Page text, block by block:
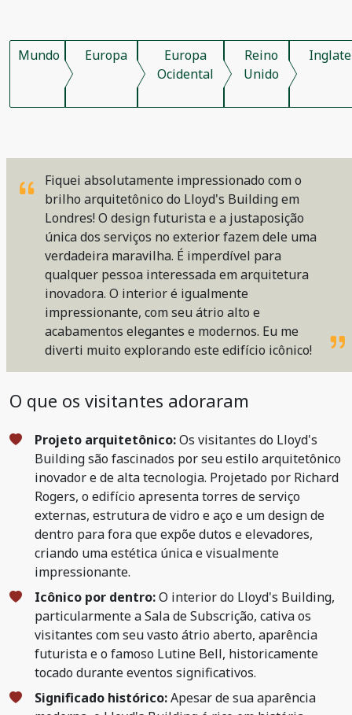
Mundo Europa
Europa
Ocidental
Reino
Unido
Fiquei absolutamente impressionado com o
brilho arquitetônico do Lloyd's Building em
Londres! O design futurista e a justaposição
única dos serviços no exterior fazem dele uma
verdadeira maravilha. É imperdível para
qualquer pessoa interessada em arquitetura
inovadora. O interior é igualmente
impressionante, com seu átrio alto e
acabamentos elegantes e modernos. Eu me
diverti muito explorando este edifício icônico!
O que os visitantes adoraram
Projeto arquitetônico:Os visitantes do Lloyd's
Building são fascinados por seu estilo arquitetônico
inovador e de alta tecnologia. Projetado por Richard
Rogers, o edifício apresenta torres de serviço
externas, estrutura de vidro e aço e um design de
dentro para fora que expõe dutos e elevadores,
criando uma estética única e visualmente
impressionante.
Icônico por dentro:O interior do Lloyd's Building,
particularmente a Sala de Subscrição, cativa os
visitantes com seu vasto átrio aberto, aparência
futurista e o famoso Lutine Bell, historicamente
tocado durante eventos significativos.
Significado histórico:Apesar de sua aparência